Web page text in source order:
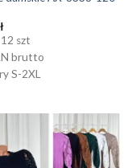
szt
brutto
S-2XL